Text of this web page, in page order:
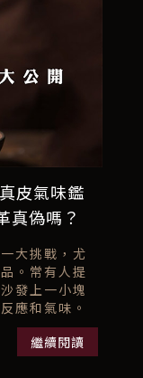
皮氣味鑑
真偽嗎？
大挑戰，尤
。常有人提
發上一小塊
應和氣味。
繼續閱讀